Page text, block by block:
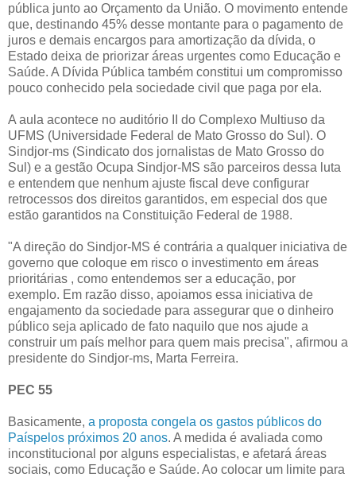
pública junto ao Orçamento da União. O movimento entende
que, destinando 45% desse montante para o pagamento de
juros e demais encargos para amortização da dívida, o
Estado deixa de priorizar áreas urgentes como Educação e
Saúde. A Dívida Pública também constitui um compromisso
pouco conhecido pela sociedade civil que paga por ela.
A aula acontece no auditório II do Complexo Multiuso da
UFMS (Universidade Federal de Mato Grosso do Sul). O
Sindjor-ms (Sindicato dos jornalistas de Mato Grosso do
Sul) e a gestão Ocupa Sindjor-MS são parceiros dessa luta
e entendem que nenhum ajuste fiscal deve configurar
retrocessos dos direitos garantidos, em especial dos que
estão garantidos na Constituição Federal de 1988.
"A direção do Sindjor-MS é contrária a qualquer iniciativa de
governo que coloque em risco o investimento em áreas
prioritárias , como entendemos ser a educação, por
exemplo. Em razão disso, apoiamos essa iniciativa de
engajamento da sociedade para assegurar que o dinheiro
público seja aplicado de fato naquilo que nos ajude a
construir um país melhor para quem mais precisa", afirmou a
presidente do Sindjor-ms, Marta Ferreira.
PEC 55
Basicamente, a proposta congela os gastos públicos do
Paíspelos próximos 20 anos. A medida é avaliada como
inconstitucional por alguns especialistas, e afetará áreas
sociais, como Educação e Saúde. Ao colocar um limite para